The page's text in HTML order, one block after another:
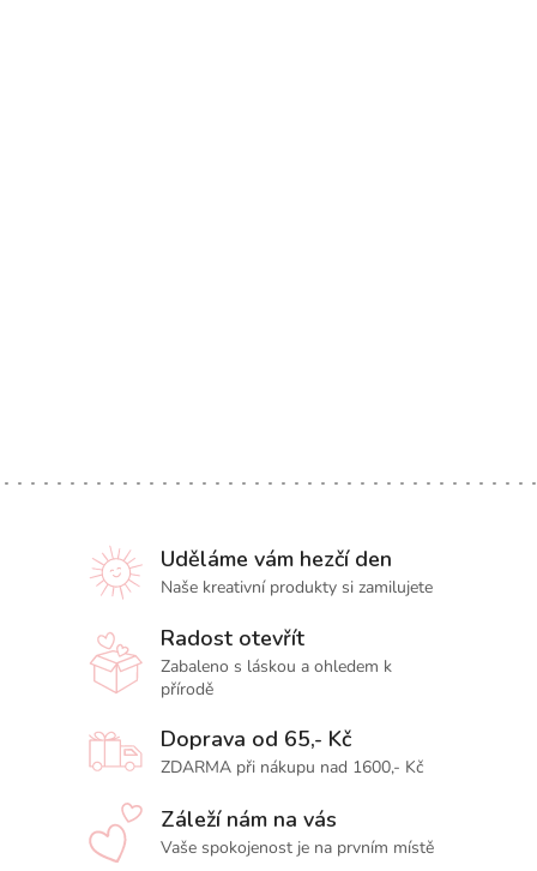
Uděláme vám hezčí den
Naše kreativní produkty si zamilujete
Radost otevřít
Zabaleno s láskou a ohledem k
přírodě
Doprava od 65,- Kč
ZDARMA při nákupu nad 1600,- Kč
Záleží nám na vás
Vaše spokojenost je na prvním místě